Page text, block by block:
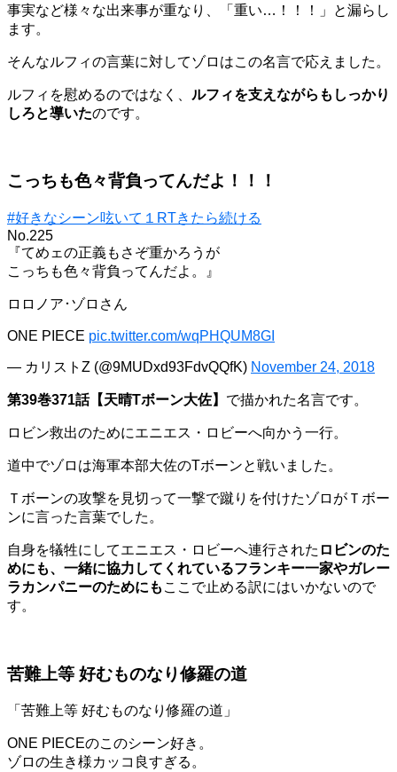
事実など様々な出来事が重なり、「重い…！！！」と漏らし
ます。
そんなルフィの言葉に対してゾロはこの名言で応えました。
ルフィを慰めるのではなく、 ルフィを支えながらもしっかり
しろと導いたのです。
こっちも色々背負ってんだよ！！！
#好きなシーン呟いて１RTきたら続ける
No.225
『てめェの正義もさぞ重かろうが
こっちも色々背負ってんだよ。』
ロロノア･ゾロさん
ONE PIECE pic.twitter.com/wqPHQUM8GI
— カリストZ (@9MUDxd93FdvQQfK) November 24, 2018
第39巻371話【天晴Tボーン大佐】 で描かれた名言です。
ロビン救出のためにエニエス・ロビーへ向かう一行。
道中でゾロは海軍本部大佐のTボーンと戦いました。
Ｔボーンの攻撃を見切って一撃で蹴りを付けたゾロがＴボー
ンに言った言葉でした。
自身を犠牲にしてエニエス・ロビーへ連行された ロビンのた
めにも、一緒に協力してくれているフランキー一家やガレー
ラカンパニーのためにも ここで止める訳にはいかないので
す。
苦難上等 好むものなり修羅の道
「苦難上等 好むものなり修羅の道」
ONE PIECEのこのシーン好き。
ゾロの生き様カッコ良すぎる。